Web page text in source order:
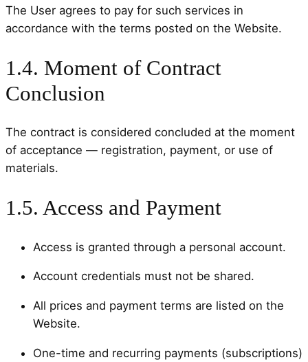
The User agrees to pay for such services in
accordance with the terms posted on the Website.
1.4. Moment of Contract
Conclusion
The contract is considered concluded at the moment
of acceptance — registration, payment, or use of
materials.
1.5. Access and Payment
Access is granted through a personal account.
Account credentials must not be shared.
All prices and payment terms are listed on the
Website.
One-time and recurring payments (subscriptions)